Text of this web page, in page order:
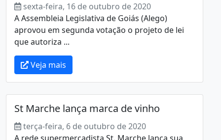
sexta-feira, 16 de outubro de 2020
A Assembleia Legislativa de Goiás (Alego)
aprovou em segunda votação o projeto de lei
que autoriza ...
Veja mais
St Marche lança marca de vinho
terça-feira, 6 de outubro de 2020